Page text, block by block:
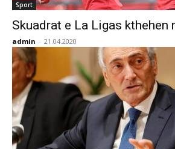
Sport
Skuadrat e La Ligas kthehen
admin - 21.04.2020